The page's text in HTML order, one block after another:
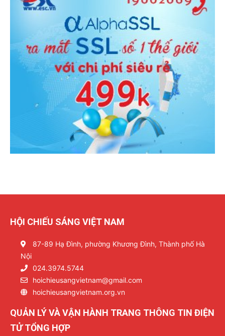
HỘI CHIẾU SÁNG VIỆT NAM
87-89 Hạ Đình, phường Khương Đình, Thành phố Hà
Nội
024.3974.5744
hoichieusangvietnam@gmail.com
hoichieusangvietnam.org.vn
QUẢN LÝ VÀ VẬN HÀNH TRANG THÔNG TIN ĐIỆN
TỬ TỔNG HỢP